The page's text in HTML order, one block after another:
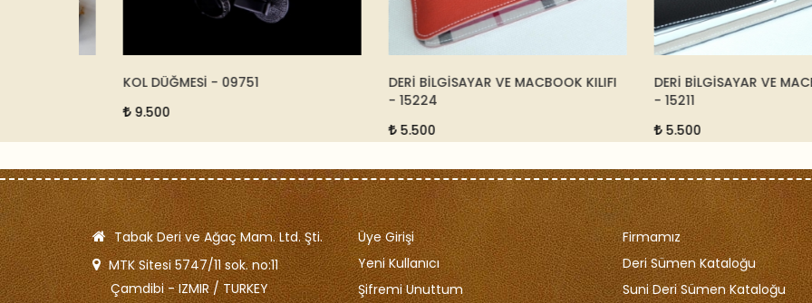
KOL DÜĞMESİ - 09751
9.500
DERİ BİLGİSAYAR VE MACBOOK KILIFI
- 15224
5.500
DERİ BİLGİSAYAR VE
- 15211
5.500
Tabak Deri ve Ağaç Mam. Ltd. Şti.
MTK Sitesi 5747/11 sok. no:11
Çamdibi - IZMIR / TURKEY
Üye Girişi
Yeni Kullanıcı
Şifremi Unuttum
Firmamız
Deri Sümen Kataloğu
Suni Deri Sümen Kataloğu